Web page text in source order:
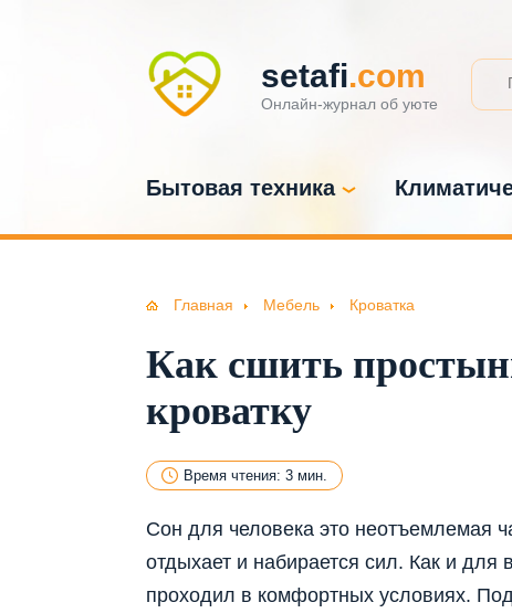
setafi.com
Онлайн-журнал об уюте
Бытовая техника
Главная Мебель Кроватка
Как сшить
кроватку
Время чтения: 3 мин.
Сон для человека это неотъемлемая
отдыхает и набирается сил. Как и
проходил в комфортных условиях.